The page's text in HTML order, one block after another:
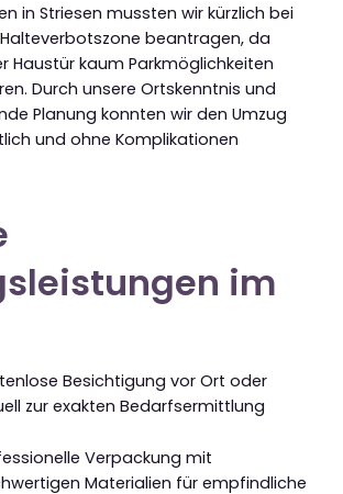
in Striesen mussten wir kürzlich bei
beantragen, da
Haustür kaum Parkmöglichkeiten
Durch unsere Ortskenntnis und
Planung konnten wir den Umzug
und ohne Komplikationen
im
Besichtigung vor Ort oder
zur exakten Bedarfsermittlung
Verpackung mit
Materialien für empfindliche